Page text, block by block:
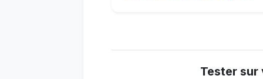
Tester sur